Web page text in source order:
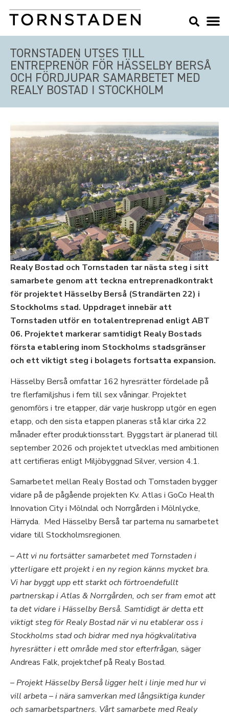
TORNSTADEN UTSES TILL
ENTREPRENÖR FÖR HÄSSELBY BERSÅ
OCH FÖRDJUPAR SAMARBETET MED
REALY BOSTAD I STOCKHOLM
Realy Bostad och Tornstaden tar nästa steg i sitt
samarbete genom att teckna entreprenadkontrakt
för projektet Hässelby Berså (Strandärten 22) i
Stockholms stad. Uppdraget innebär att
Tornstaden utför en totalentreprenad enligt ABT
06. Projektet markerar samtidigt Realy Bostads
första etablering inom Stockholms stadsgränser
och ett viktigt steg i bolagets fortsatta expansion.
Hässelby Berså omfattar 162 hyresrätter fördelade på
tre flerfamiljshus i fem till sex våningar. Projektet
genomförs i tre etapper, där varje huskropp utgör en egen
etapp, och den sista etappen planeras stå klar cirka 22
månader efter produktionsstart. Byggstart är planerad till
september 2026 och projektet utvecklas med ambitionen
att certifieras enligt Miljöbyggnad Silver, version 4.1.
Samarbetet mellan Realy Bostad och Tornstaden bygger
vidare på de pågående projekten Kv. Atlas i GoCo Health
Innovation City i Mölndal och Norrgården i Mölnlycke,
Härryda. Med Hässelby Berså tar parterna nu samarbetet
vidare till Stockholmsregionen.
– Att vi nu fortsätter samarbetet med Tornstaden i
ytterligare ett projekt i en ny region känns mycket bra.
Vi har byggt upp ett starkt och förtroendefullt
partnerskap i Atlas & Norrgården, och ser fram emot att
ta det vidare i Hässelby Berså. Samtidigt är detta ett
viktigt steg för Realy Bostad när vi nu etablerar oss i
Stockholms stad och bidrar med nya högkvalitativa
hyresrätter i ett område med stor efterfrågan, säger
Andreas Falk, projektchef på Realy Bostad.
– Projekt Hässelby Berså ligger helt i linje med hur vi
vill arbeta – i nära samverkan med långsiktiga kunder
och samarbetspartners. Vårt samarbete med Realy